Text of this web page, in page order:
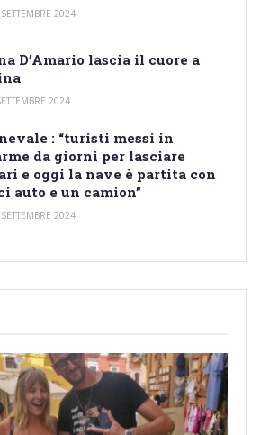
2024
D’Amario lascia il cuore a
2024
: “turisti messi in
da giorni per lasciare
e oggi la nave è partita con
auto e un camion”
2024